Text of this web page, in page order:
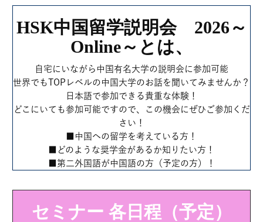
HSK中国留学説明会 2026～
Online～とは、
自宅にいながら中国有名大学の説明会に参加可能
世界でもTOPレベルの中国大学のお話を聞いてみませんか？
日本語で参加できる貴重な体験！
どこにいても参加可能ですので、この機会にぜひご参加くだ
さい！
■中国への留学を考えている方！
■どのような奨学金があるか知りたい方！
■第二外国語が中国語の方（予定の方）！
セミナー 各日程（予定）